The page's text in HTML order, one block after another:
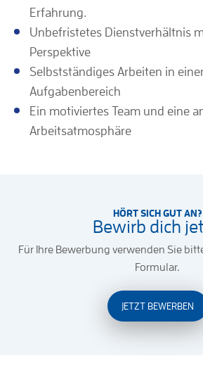
Erfahrung.
Unbefristetes Dienstverhältnis
Perspektive
Selbstständiges Arbeiten in
Aufgabenbereich
Ein motiviertes Team und eine
Arbeitsatmosphäre
HÖRT SICH GUT AN?
Bewirb dich
Für Ihre Bewerbung verwenden Sie
Formular.
JETZT BEWERBEN